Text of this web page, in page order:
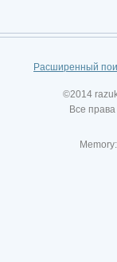
Расширенный
©2014
Все